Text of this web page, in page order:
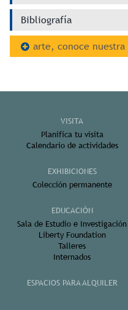
Bibliografía
arte, conoce
VISITA
Planifica tu visita
Calendario de actividades
EXHIBICIONES
Colección permanente
EDUCACIÓN
Sala de Estudio e Investigación
Liberty Foundation
Talleres
Internados
ESPACIOS PARA ALQUILER